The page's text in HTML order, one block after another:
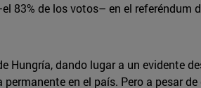
83% de los votos– en el referéndum
Hungría, dando lugar a un evidente
en el país. Pero a pesar